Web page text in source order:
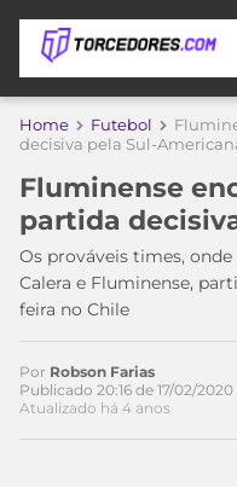
APOSTAS
DE
APOSTA
MELHORES
SITES
DE
APOSTAS
2026
COPA
DO
MUNDO
MEU
TIME
CAMPEONATOS
Home Futebol
decisiva pela Sul-
Fluminense
partida
Os prováveis times,
Calera e Fluminense,
feira no Chile
Acesse o perfil
no Twitter
Por Robson Farias
Publicado 20:16 de 17/02/2020
Atualizado há 4 anos